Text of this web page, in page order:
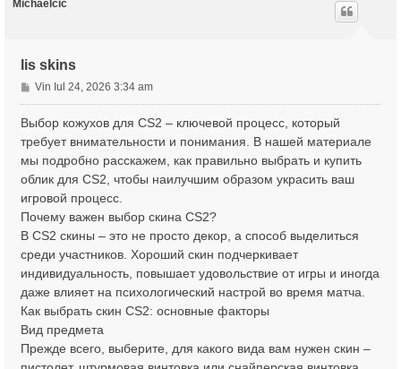
Michaelcic
lis skins
M
e
s
Vin Iul 24, 2026 3:34 am
Выбор кожухов для CS2 – ключевой процесс, который
требует внимательности и понимания. В нашей материале
мы подробно расскажем, как правильно выбрать и купить
облик для CS2, чтобы наилучшим образом украсить ваш
игровой процесс.
Почему важен выбор скина CS2?
В CS2 скины – это не просто декор, а способ выделиться
среди участников. Хороший скин подчеркивает
индивидуальность, повышает удовольствие от игры и иногда
даже влияет на психологический настрой во время матча.
Как выбрать скин CS2: основные факторы
Вид предмета
Прежде всего, выберите, для какого вида вам нужен скин –